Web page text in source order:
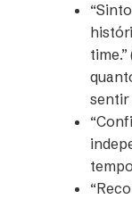
sentir